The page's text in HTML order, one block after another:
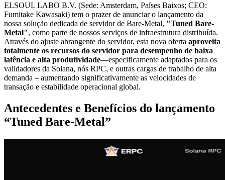
ELSOUL LABO B.V. (Sede: Amsterdam, Países Baixos; CEO:
Fumitake Kawasaki) tem o prazer de anunciar o lançamento da
nossa solução dedicada de servidor de Bare-Metal, "Tuned Bare-
Metal", como parte de nossos serviços de infraestrutura distribuída.
Através do ajuste abrangente do servidor, esta nova oferta aproveita
totalmente os recursos do servidor para desempenho de baixa
latência e alta produtividade—especificamente adaptados para os
validadores da Solana, nós RPC, e outras cargas de trabalho de alta
demanda – aumentando significativamente as velocidades de
transação e estabilidade operacional global.
Antecedentes e Benefícios do lançamento
“Tuned Bare-Metal”